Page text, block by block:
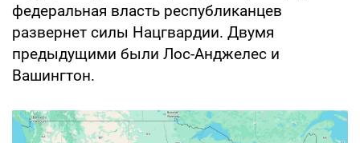
федеральная власть республиканцев
развернет силы Нацгвардии. Двумя
предыдущими были Лос-Анджелес и
Вашингтон.